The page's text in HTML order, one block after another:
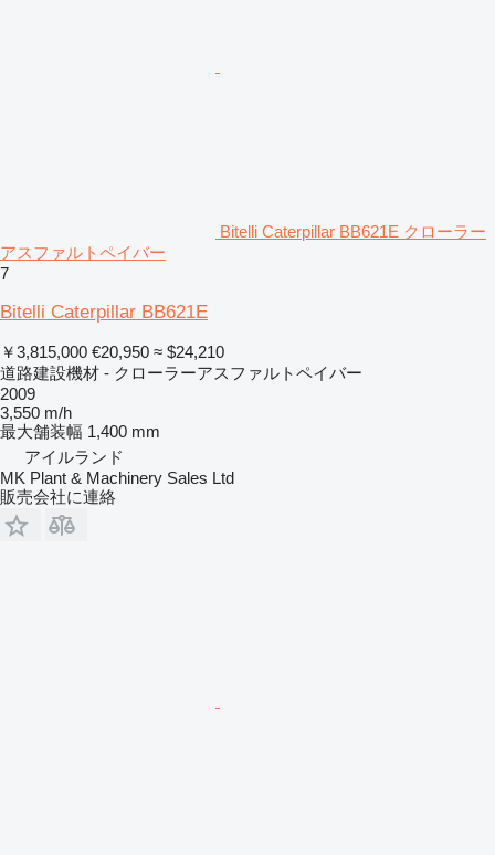
Bitelli Caterpillar BB621E クローラー
アスファルトペイバー
7
Bitelli Caterpillar BB621E
￥3,815,000 €20,950 ≈ $24,210
道路建設機材 - クローラーアスファルトペイバー
2009
3,550 m/h
最大舗装幅 1,400 mm
アイルランド
MK Plant & Machinery Sales Ltd
販売会社に連絡